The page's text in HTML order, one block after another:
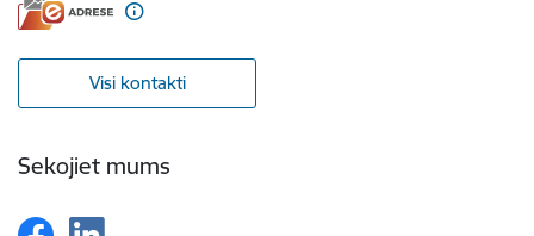
Visi kontakti
Sekojiet mums